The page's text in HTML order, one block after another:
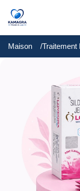
Maison Traitement